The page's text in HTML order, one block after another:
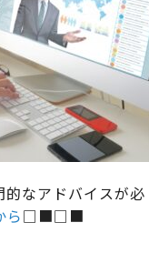
なアドバイスが必
ら□■□■